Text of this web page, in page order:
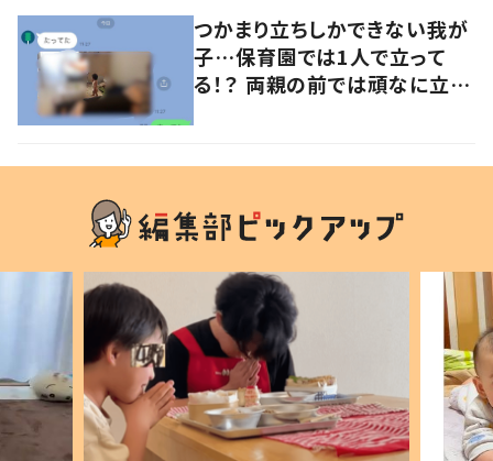
つかまり立ちしかできない我が
子…保育園では1人で立って
る！？ 両親の前では頑なに立た